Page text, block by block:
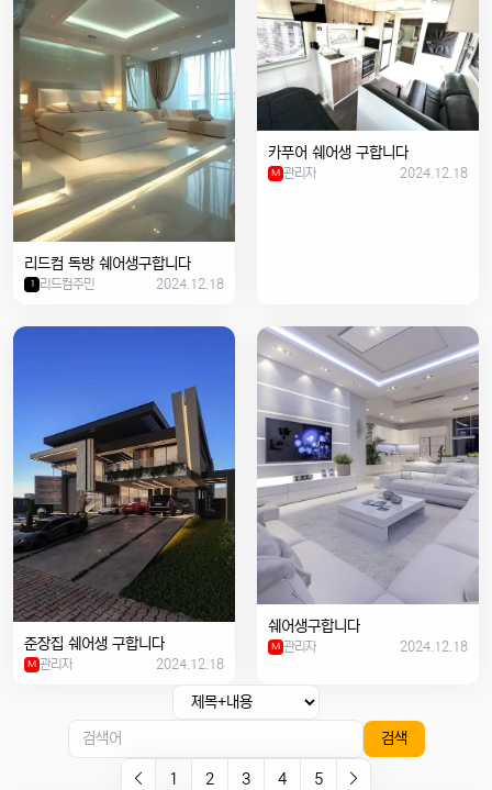
리드컴 독방 쉐어생구합니다
1 리드컴주민 2024.12.18
카푸어 쉐어생 구합니다
M 관리자 2024.12.18
준장집 쉐어생 구합니다
M 관리자 2024.12.18
쉐어생구합니다
M 관리자 2024.12.18
검색
1 2 3 4 5